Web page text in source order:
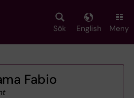
Sök English Meny
Fabio